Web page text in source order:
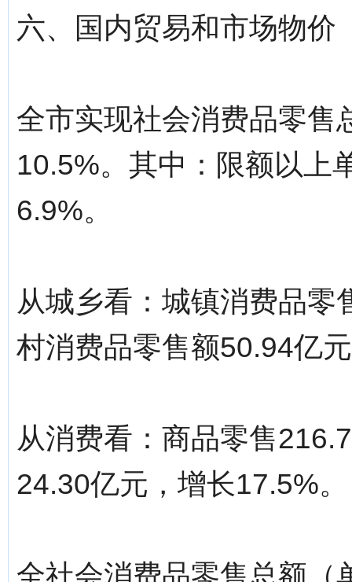
六、国内贸易和市场物价
全市实现社会消费品零售
10.5%。其中：限额以上
6.9%。
从城乡看：城镇消费品
村消费品零售额50.94亿
从消费看：商品零售
24.30亿元，增长17.5%。
全社会消费品零售总额（